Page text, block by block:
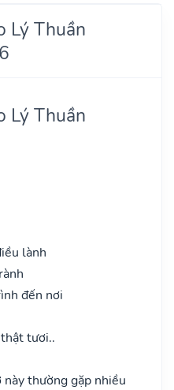
Lý Thuần
Lý Thuần
lành
đến nơi
tươi..
thường gặp nhiều